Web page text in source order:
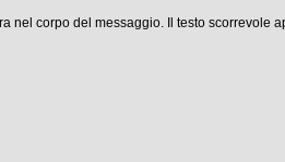
nel corpo del messaggio. Il testo scorrevole